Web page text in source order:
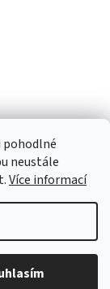
pohodlné
neustále
Více informací
vyhrazena.